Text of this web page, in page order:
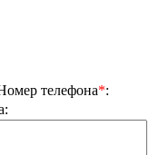
телефона*: